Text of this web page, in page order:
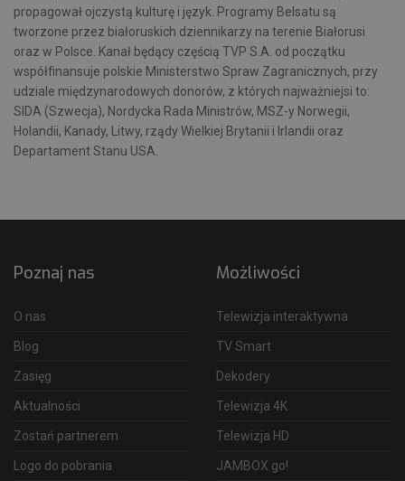
propagował ojczystą kulturę i język. Programy Belsatu są
tworzone przez białoruskich dziennikarzy na terenie Białorusi
oraz w Polsce. Kanał będący częścią TVP S.A. od początku
współfinansuje polskie Ministerstwo Spraw Zagranicznych, przy
udziale międzynarodowych donorów, z których najważniejsi to:
SIDA (Szwecja), Nordycka Rada Ministrów, MSZ-y Norwegii,
Holandii, Kanady, Litwy, rządy Wielkiej Brytanii i Irlandii oraz
Departament Stanu USA.
Poznaj nas
O nas
Blog
Zasięg
Aktualności
Zostań partnerem
Logo do pobrania
Możliwości
Telewizja interaktywna
TV Smart
Dekodery
Telewizja 4K
Telewizja HD
JAMBOX go!